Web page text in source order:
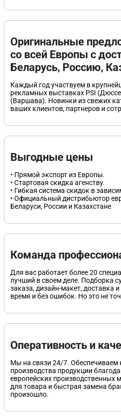
Оригинальные
со всей Европы с
Беларусь, Россию,
Каждый год участвуем в
рекламных выставках PSI
(Варшава). Новинки из свежих
ваших клиентов, партнеров и
Выгодные цены
• Прямой экспорт из Европы.
• Стартовая скидка агенству.
• Гибкая система скидок в
• Официальный дистрибьютор
Беларуси, России и Казахстане
Команда
Для вас работает более 20
лучший в своем деле. Подборка
заказа, дизайн-макет, доставка
время и без ошибок. Но это не
Оперативность и
Мы на связи 24/7. Обеспечиваем
производства продукции
европейских производственных
для товара и быстрая замена
произошло.